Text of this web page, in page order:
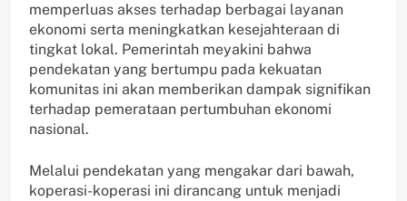
memperluas akses terhadap berbagai layanan
ekonomi serta meningkatkan kesejahteraan di
tingkat lokal. Pemerintah meyakini bahwa
pendekatan yang bertumpu pada kekuatan
komunitas ini akan memberikan dampak signifikan
terhadap pemerataan pertumbuhan ekonomi
nasional.
Melalui pendekatan yang mengakar dari bawah,
koperasi-koperasi ini dirancang untuk menjadi